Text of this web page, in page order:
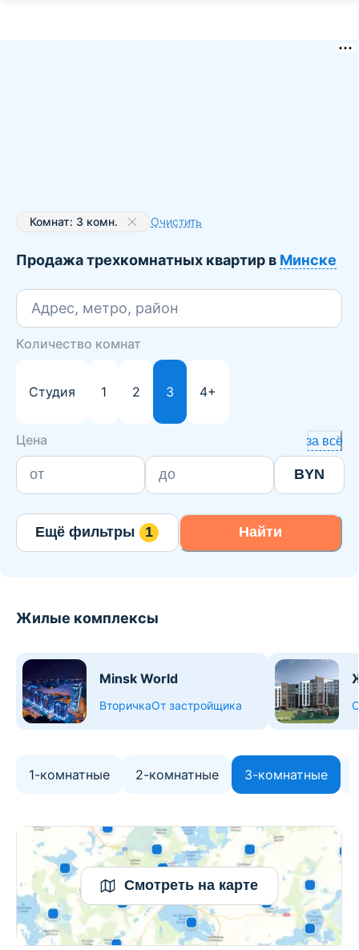
Комнат: 3 комн. Очистить
Продажа трехкомнатных квартир вМинске
Адрес, метро, район
Количество комнат
Студия 1 2 3 4+
Цена за всё
BYN
Ещё фильтры 1 Найти
Жилые комплексы
Minsk World
ВторичкаОт застройщика
1-комнатные 2-комнатные 3-комнатные
Смотреть на карте